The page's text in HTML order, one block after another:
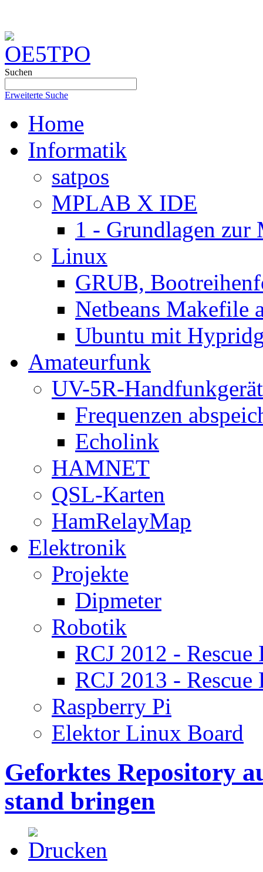
Suchen
Erweiterte Suche
Home
Informatik
satpos
MPLAB X IDE
1 - Grundlagen
Linux
GRUB,
Netbeans Makefile
Ubuntu mit
Amateurfunk
UV-5R-Handfunkgerät
Frequenzen
Echolink
HAMNET
QSL-Karten
HamRelayMap
Elektronik
Projekte
Dipmeter
Robotik
RCJ 2012 - Rescue
RCJ 2013 - Rescue
Raspberry Pi
Elektor Linux Board
Geforktes Repository
stand bringen